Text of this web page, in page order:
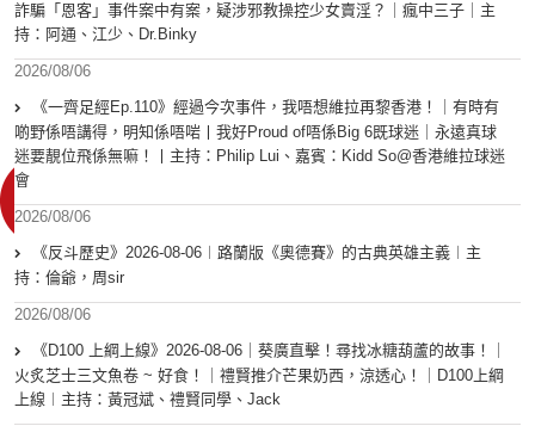
詐騙「恩客」事件案中有案，疑涉邪教操控少女賣淫？｜瘋中三子｜主
持：阿通、江少、Dr.Binky
2026/08/06
《一齊足經Ep.110》經過今次事件，我唔想維拉再黎香港！｜有時有
啲野係唔講得，明知係唔啱丨我好Proud of唔係Big 6既球迷｜永遠真球
迷要靚位飛係無嘛！丨主持：Philip Lui、嘉賓：Kidd So@香港維拉球迷
會
2026/08/06
《反斗歷史》2026-08-06︱路蘭版《奧德賽》的古典英雄主義︱主
持：倫爺，周sir
2026/08/06
《D100 上綱上線》2026-08-06｜葵廣直擊！尋找冰糖葫蘆的故事！｜
火炙芝士三文魚卷 ~ 好食！｜禮賢推介芒果奶西，涼透心！｜D100上綱
上線︱主持：黃冠斌、禮賢同學、Jack